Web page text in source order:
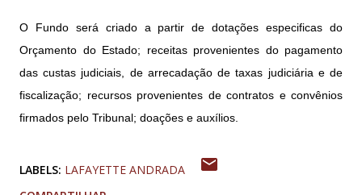
O Fundo será criado a partir de dotações especificas do
Orçamento do Estado; receitas provenientes do pagamento
das custas judiciais, de arrecadação de taxas judiciária e de
fiscalização; recursos provenientes de contratos e convênios
firmados pelo Tribunal; doações e auxílios.
LABELS: LAFAYETTE ANDRADA